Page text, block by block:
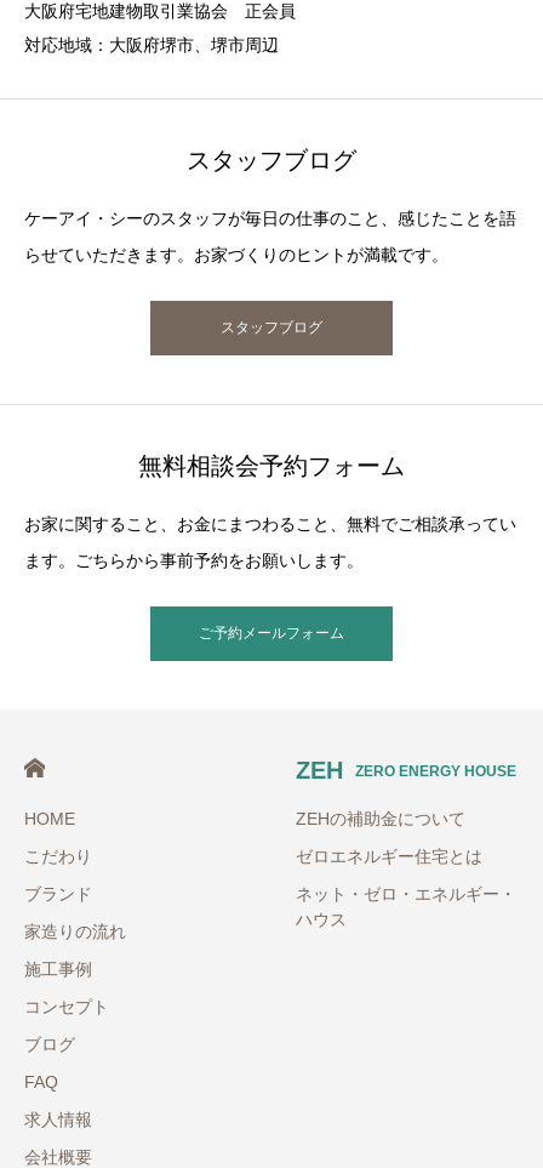
大阪府宅地建物取引業協会 正会員
対応地域：大阪府堺市、堺市周辺
スタッフブログ
ケーアイ・シーのスタッフが毎日の仕事のこと、感じたことを語
らせていただきます。お家づくりのヒントが満載です。
スタッフブログ
無料相談会予約フォーム
お家に関すること、お金にまつわること、無料でご相談承ってい
ます。ごちらから事前予約をお願いします。
ご予約メールフォーム
HOME
こだわり
ブランド
家造りの流れ
施工事例
コンセプト
ブログ
FAQ
求人情報
会社概要
ZEH ZERO ENERGY HOUSE
ZEHの補助金について
ゼロエネルギー住宅とは
ネット・ゼロ・エネルギー・
ハウス